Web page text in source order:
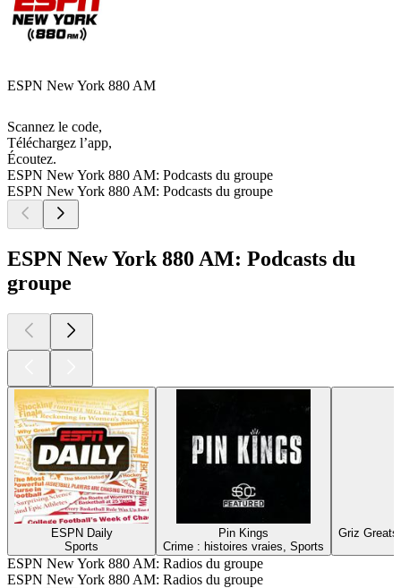
ESPN New York 880 AM
Scannez le code,
Téléchargez l’app,
Écoutez.
ESPN New York 880 AM: Podcasts du groupe
ESPN New York 880 AM: Podcasts du groupe
ESPN New York 880 AM: Podcasts du
groupe
ESPN Daily
Sports
Pin Kings
Crime : histoires vraies, Sports
Griz
ESPN New York 880 AM: Radios du groupe
ESPN New York 880 AM: Radios du groupe